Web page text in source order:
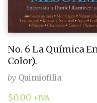
No. 6 La Química
Color).
by Quimiofilia
$0.00 +IVA